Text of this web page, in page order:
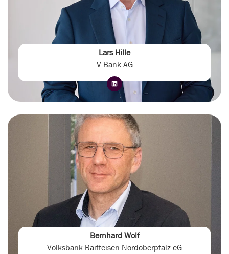
Lars Hille
V-Bank AG
Bernhard Wolf
Volksbank Raiffeisen Nordoberpfalz eG